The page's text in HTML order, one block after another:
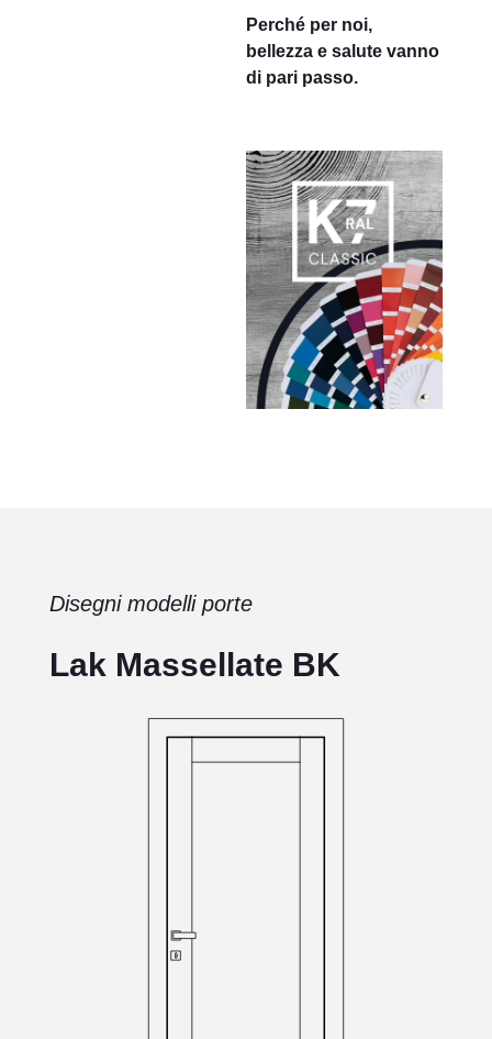
Perché per noi,
bellezza e salute vanno
di pari passo.
Disegni modelli porte
Lak Massellate BK